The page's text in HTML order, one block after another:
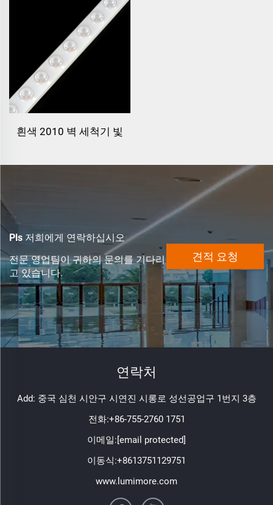
흰색 2010 벽 세척기 빛
Pls 저희에게 연락하십시오
전문 영업팀이 귀하의 문의를 기다리
고 있습니다.
견적 요청
연락처
Add: 중국 심천 시안구 시연진 시롱로 성선공업구 1번지 3층
전화:+86-755-2760 1751
이메일:[email protected]
이동식:+8613751129751
www.lumimore.com